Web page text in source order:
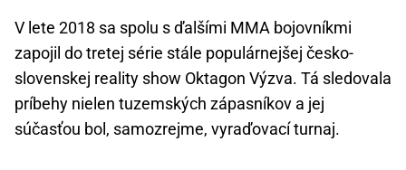
V lete 2018 sa spolu s ďalšími MMA bojovníkmi
zapojil do tretej série stále populárnejšej česko-
slovenskej reality show Oktagon Výzva. Tá sledovala
príbehy nielen tuzemských zápasníkov a jej
súčasťou bol, samozrejme, vyraďovací turnaj.